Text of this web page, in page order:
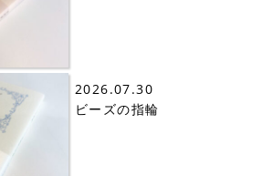
2026.07.30
ビーズの指輪